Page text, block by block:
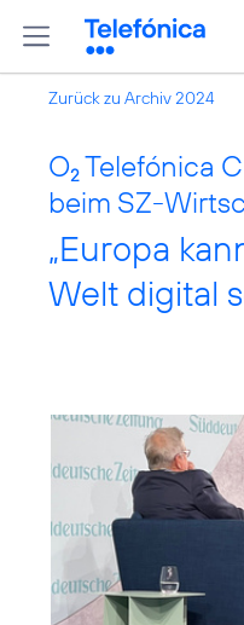
Zurück zu Archiv 2024
O2 Telefónica
beim SZ-
„Europa
Welt digital